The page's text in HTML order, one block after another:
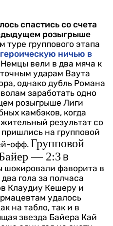
спастись со счета
розыгрыше
туре группового этапа
ничью в
Немцы вели в два мяча к
ударам Ваута
однако дубль Романа
заработать одно
розыгрыше Лиги
камбэков, когда
результат со
на групповой
офф. Групповой
— 2:3 В
шокировали фаворита в
гола за полчаса
Клаудиу Кешеру и
удалось
на табло, так и в
звезда Байера Кай